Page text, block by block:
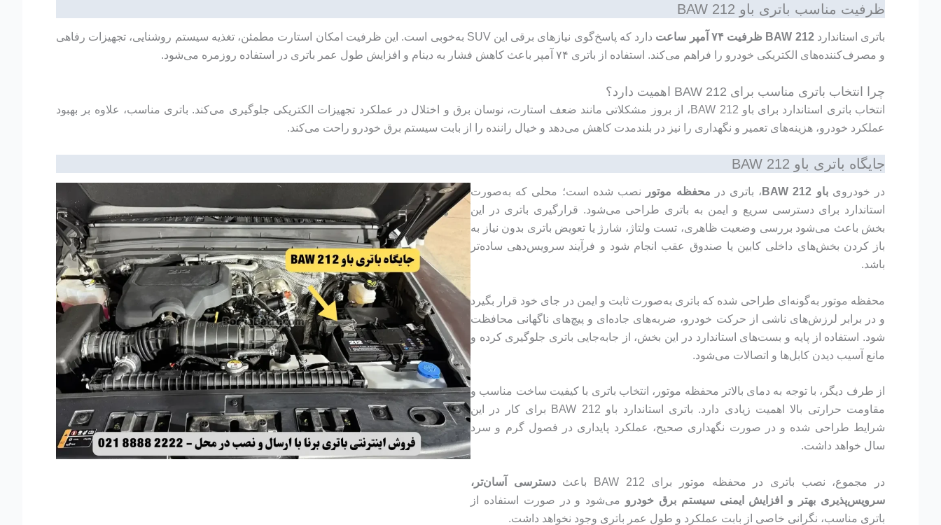
ظرفیت مناسب باتری باو BAW 212
باتری استانداردBAW 212 ظرفیت ۷۴ آمپر ساعت
دارد که پاسخ‌گوی نیازهای برقی این SUV به‌خوبی است. این ظرفیت امکان استارت مطمئن، تغذیه سیستم روشنایی، تجهیزات رفاهی
و مصرف‌کننده‌های الکتریکی خودرو را فراهم می‌کند. استفاده از باتری ۷۴ آمپر باعث کاهش فشار به دینام و افزایش طول عمر باتری در استفاده روزمره می‌شود.
چرا انتخاب باتری مناسب برای BAW 212 اهمیت دارد؟
انتخاب باتری استاندارد برای باو BAW 212، از بروز مشکلاتی مانند ضعف استارت، نوسان برق و اختلال در عملکرد تجهیزات الکتریکی جلوگیری می‌کند. باتری مناسب، علاوه بر بهبود
عملکرد خودرو، هزینه‌های تعمیر و نگهداری را نیز در بلندمدت کاهش می‌دهد و خیال راننده را از بابت سیستم برق خودرو راحت می‌کند.
جایگاه باتری باو BAW 212
در خودرویباو BAW 212 ، باتری در محفظه موتور
نصب شده است؛ محلی که به‌صورت
استاندارد برای دسترسی سریع و ایمن به باتری طراحی می‌شود. قرارگیری باتری در این
بخش باعث می‌شود بررسی وضعیت ظاهری، تست ولتاژ، شارژ یا تعویض باتری بدون نیاز به
باز کردن بخش‌های داخلی کابین یا صندوق عقب انجام شود و فرآیند سرویس‌دهی ساده‌تر
باشد.
محفظه موتور به‌گونه‌ای طراحی شده که باتری به‌صورت ثابت و ایمن در جای خود قرار بگیرد
و در برابر لرزش‌های ناشی از حرکت خودرو، ضربه‌های جاده‌ای و پیچ‌های ناگهانی محافظت
شود. استفاده از پایه و بست‌های استاندارد در این بخش، از جابه‌جایی باتری جلوگیری کرده و
مانع آسیب دیدن کابل‌ها و اتصالات می‌شود.
از طرف دیگر، با توجه به دمای بالاتر محفظه موتور، انتخاب باتری با کیفیت ساخت مناسب و
مقاومت حرارتی بالا اهمیت زیادی دارد. باتری استاندارد باو BAW 212 برای کار در این
شرایط طراحی شده و در صورت نگهداری صحیح، عملکرد پایداری در فصول گرم و سرد
سال خواهد داشت.
در مجموع، نصب باتری در محفظه موتور برای BAW 212 باعث
دسترسی آسان‌تر،
سرویس‌پذیری بهتر و افزایش ایمنی سیستم برق خودرو می‌شود و در صورت استفاده از
باتری مناسب، نگرانی خاصی از بابت عملکرد و طول عمر باتری وجود نخواهد داشت.